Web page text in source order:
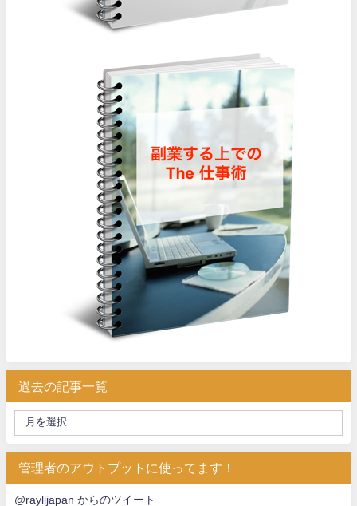
過去の記事一覧
管理者のアウトプットに使ってます！
@raylijapan からのツイート